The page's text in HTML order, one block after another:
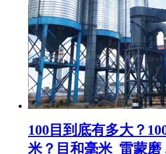
100目到底有多大？
米？目和毫米_雷蒙磨